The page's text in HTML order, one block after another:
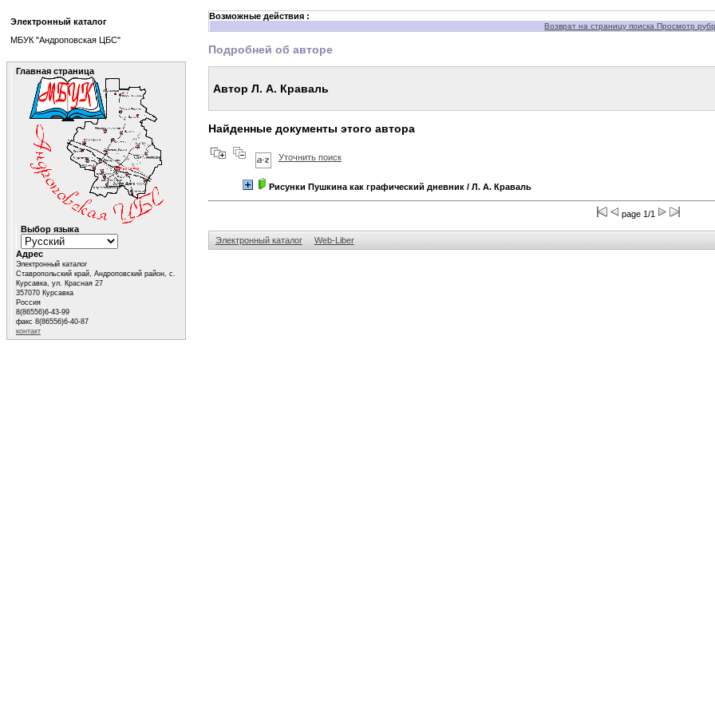
Возможные действия :
Возврат на страницу поиска Просмотр
Подробней об авторе
Автор Л. А. Краваль
Найденные документы этого автора
Уточнить поиск
Рисунки Пушкина как графический дневник/ Л. А. Краваль
page 1/1
Электронный каталог Web-Liber
Электронный каталог
МБУК "Андроповская ЦБС"
Главная страница
Выбор языка
Адрес
Электронный каталог
Ставропольский край, Андроповский район, с.
Курсавка, ул. Красная 27
357070 Курсавка
Россия
8(86556)6-43-99
факс 8(86556)6-40-87
контакт